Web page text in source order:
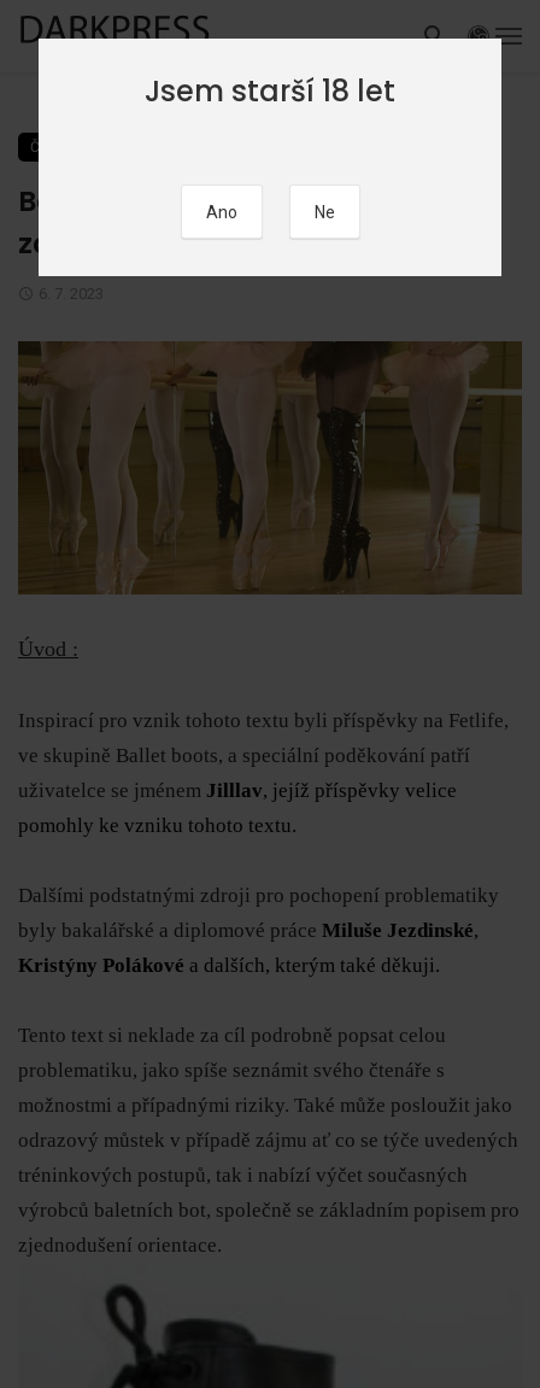
ČLÁNKY
Ballet boots – nošení, cvičení,
zdravotní aspekty / Jan Kerberos
6. 7. 2023
Úvod :
Inspirací pro vznik tohoto textu byli příspěvky na Fetlife,
ve skupině Ballet boots, a speciální poděkování patří
uživatelce se jménem Jilllav, jejíž příspěvky velice
pomohly ke vzniku tohoto textu.
Dalšími podstatnými zdroji pro pochopení problematiky
byly bakalářské a diplomové práce Miluše Jezdinské,
Kristýny Polákové a dalších, kterým také děkuji.
Tento text si neklade za cíl podrobně popsat celou
problematiku, jako spíše seznámit svého čtenáře s
možnostmi a případnými riziky. Také může posloužit jako
odrazový můstek v případě zájmu ať co se týče uvedených
tréninkových postupů, tak i nabízí výčet současných
výrobců baletních bot, společně se základním popisem pro
zjednodušení orientace.
Jsem starší 18 let